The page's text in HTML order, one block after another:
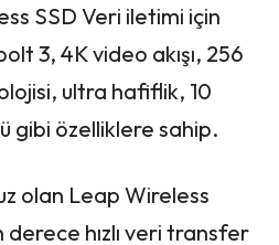
SSD Veri iletimi için
3, 4K video akışı, 256
ultra hafiflik, 10
gibi özelliklere sahip.
olan Leap Wireless
derece hızlı veri transfer